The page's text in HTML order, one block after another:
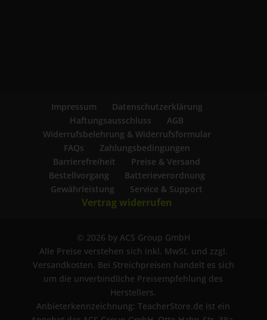
Impressum
Datenschutzerklärung
Haftungsausschluss
AGB
Widerrufsbelehrung & Widerrufsformular
FAQs
Zahlungsbedingungen
Barrierefreiheit
Preise & Versand
Bestellvorgang
Batterieverordnung
Gewährleistung
Service & Support
Vertrag widerrufen
© 2026 by ACS Group GmbH
Alle Preise verstehen sich inkl. MwSt. und zzgl.
Versandkosten. Bei Streichpreisen handelt es sich
um die unverbindliche Preisempfehlung des
Herstellers.
Anbieterkennzeichnung: TeacherStore.de ist ein